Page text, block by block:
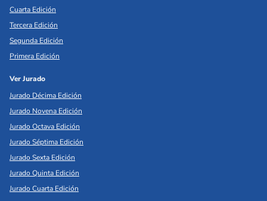
Cuarta Edición
Tercera Edición
Segunda Edición
Primera Edición
Ver Jurado
Jurado Décima Edición
Jurado Novena Edición
Jurado Octava Edición
Jurado Séptima Edición
Jurado Sexta Edición
Jurado Quinta Edición
Jurado Cuarta Edición